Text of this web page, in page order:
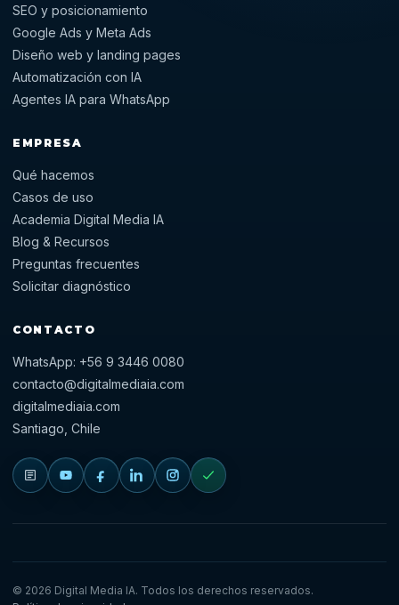
SEO y posicionamiento
Google Ads y Meta Ads
Diseño web y landing pages
Automatización con IA
Agentes IA para WhatsApp
EMPRESA
Qué hacemos
Casos de uso
Academia Digital Media IA
Blog & Recursos
Preguntas frecuentes
Solicitar diagnóstico
CONTACTO
WhatsApp: +56 9 3446 0080
contacto@digitalmediaia.com
digitalmediaia.com
Santiago, Chile
BlogYouTubeFacebook
LinkedInInstagramDiagnóstico
© 2026 Digital Media IA. Todos los derechos reservados.